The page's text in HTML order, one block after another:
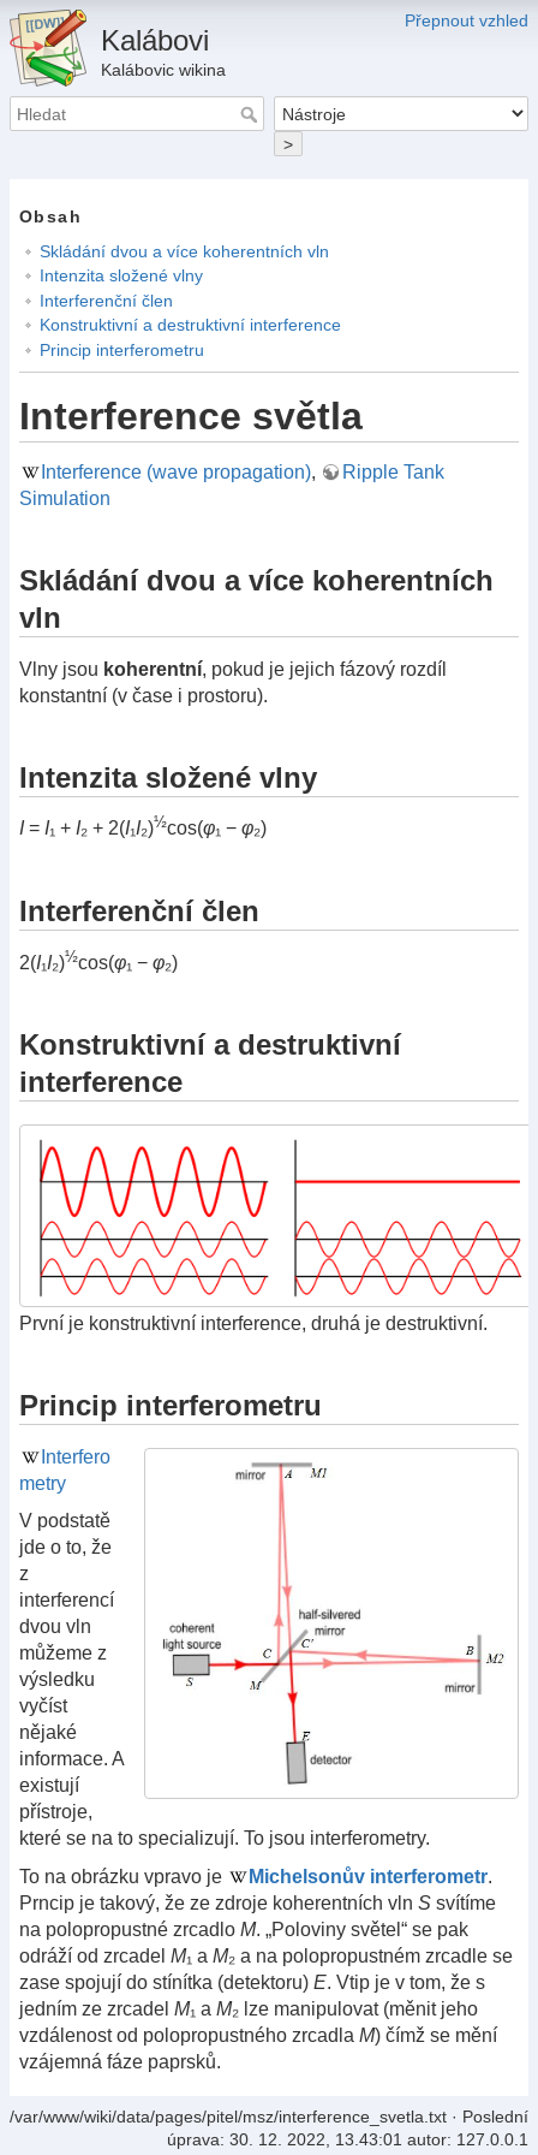
Přepnout vzhled
Kalábovi
Kalábovic wikina
>
Obsah
Skládání dvou a více koherentních vln
Intenzita složené vlny
Interferenční člen
Konstruktivní a destruktivní interference
Princip interferometru
Interference světla
Interference (wave propagation),
Ripple Tank
Simulation
Skládání dvou a více koherentních
vln
Vlny jsou koherentní, pokud je jejich fázový rozdíl
konstantní (v čase i prostoru).
Intenzita složené vlny
I = I₁ + I₂ + 2(I₁I₂)½cos(φ₁ − φ₂)
Interferenční člen
2(I₁I₂)½cos(φ₁ − φ₂)
Konstruktivní a destruktivní
interference
První je konstruktivní interference, druhá je destruktivní.
Princip interferometru
Interfero
metry
V podstatě
jde o to, že
z
interferencí
dvou vln
můžeme z
výsledku
vyčíst
nějaké
informace. A
existují
přístroje,
které se na to specializují. To jsou interferometry.
To na obrázku vpravo je
Michelsonův interferometr.
Prncip je takový, že ze zdroje koherentních vln S svítíme
na polopropustné zrcadlo M. „Poloviny světel“ se pak
odráží od zrcadel M₁ a M₂ a na polopropustném zrcadle se
zase spojují do stínítka (detektoru) E. Vtip je v tom, že s
jedním ze zrcadel M₁ a M₂ lze manipulovat (měnit jeho
vzdálenost od polopropustného zrcadla M) čímž se mění
vzájemná fáze paprsků.
/var/www/wiki/data/pages/pitel/msz/interference_svetla.txt · Poslední
úprava: 30. 12. 2022, 13.43:01 autor: 127.0.0.1